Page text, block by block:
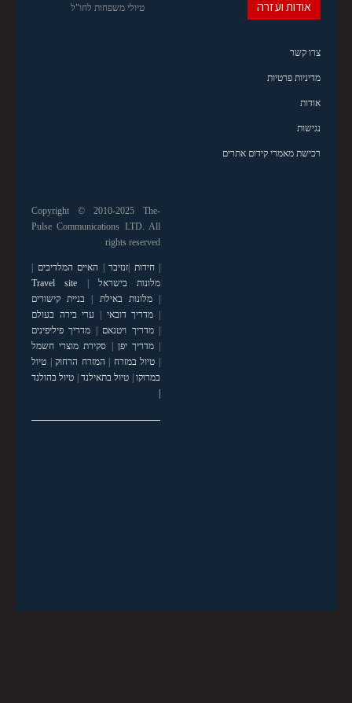
טיולי משפחות לחו"ל אודות ועזרה
צרו קשר
מדיניות פרטיות
אודות
נגישות
רכישת מאמרי קידום אתרים
Copyright © 2010-2025 The-
Pulse Communications LTD. All
rights reserved
|חידות זנזיבר האיים המלדיבים
מלונות בישראל
Travel site
|מלונות באילת
בניית קישורים
מדריך דובאי
ערי בירה בעולם
|מדריך ויטנאם
מדריך פיליפינים
|מדריך יפן
סקירת מוצרי חשמל
טיול במזרח המזרח הרחוק| טיול
במרוקו| טיול בתאילנד| טיול בהולנד